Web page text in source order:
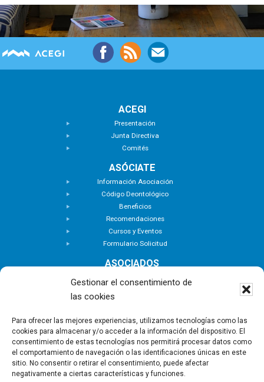
Gestionar el consentimiento de
las cookies
Para ofrecer las mejores experiencias, utilizamos tecnologías como las
cookies para almacenar y/o acceder a la información del dispositivo. El
consentimiento de estas tecnologías nos permitirá procesar datos como
el comportamiento de navegación o las identificaciones únicas en este
sitio. No consentir o retirar el consentimiento, puede afectar
negativamente a ciertas características y funciones.
ACEGI
Presentación
Junta Directiva
Comités
ASÓCIATE
Información Asociación
Código Deontológico
Beneficios
Recomendaciones
Cursos y Eventos
Formulario Solicitud
ASOCIADOS
Zona Privada
ACTUALIDAD
Notas de Prensa
Noticias
Nuevas Incorporaciones